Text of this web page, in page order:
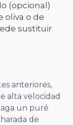
(opcional)
oliva o de
sustituir
anteriores,
alta velocidad
un puré
de